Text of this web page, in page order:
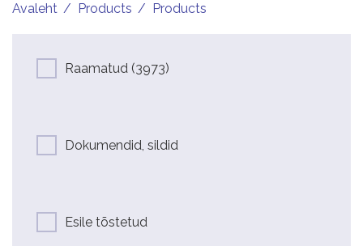
Avaleht Products Products
Raamatud (3973)
Dokumendid, sildid
Esile tõstetud